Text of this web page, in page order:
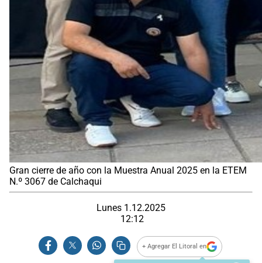
Gran cierre de año con la Muestra Anual 2025 en la ETEM
N.º 3067 de Calchaqui
Lunes 1.12.2025
12:12
+ Agregar El Litoral en